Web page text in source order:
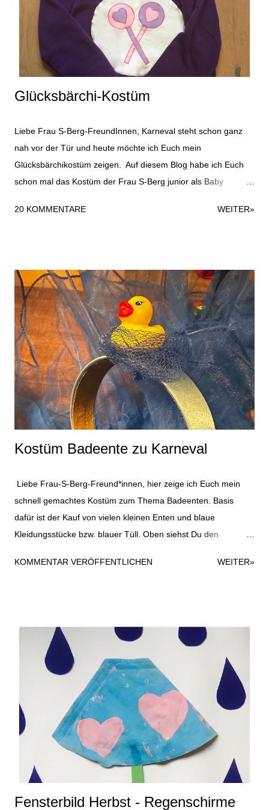
Glücksbärchi-Kostüm
Liebe Frau S-Berg-FreundInnen, Karneval steht schon ganz
nah vor der Tür und heute möchte ich Euch mein
Glücksbärchikostüm zeigen. Auf diesem Blog habe ich Euch
schon mal das Kostüm der Frau S-Berg junior als Baby
recht schnell gemacht und durchaus für ein Last-Minute-
lila. Das war es dann auch schon mit den Materialien für das
Kostüm. Dazu kommen natürlich noch Beiwerke wie
Nähmaschine, Schere und Kleber. Für das Glücksbärchi-
Oberteil habe ich einen großen Kreis aus dem Fleecestoff
geschnitten und auf den Pullover genäht. Anschließend habe
ich die Lollies ausgeschnitten und ebenfalls auf das Kostüm
genäht. Durch die Dicke der Angelegenheit ist das etwas wellig
geworden. Vermutlich wäre es besser ...
20 KOMMENTARE WEITER»
Kostüm Badeente zu Karneval
Liebe Frau-S-Berg-Freund*innen, hier zeige ich Euch mein
schnell gemachtes Kostüm zum Thema Badeenten. Basis
dafür ist der Kauf von vielen kleinen Enten und blaue
Kleidungsstücke bzw. blauer Tüll. Oben siehst Du den
Gummiente beklebt habe. Dazu habe ich einfach eine
und wurde einfach mit einem kleinen Entensticker
aufgehübscht. Ich liebe es immer, wenn auch eine Sonnenbrille
zum Kostüm passt. Im besten Fall ist ja auch beim
Karnevalszug gutes Wetter und Sonnenschein. Als Oberteil für
das Entenkostüm habe ich ein altes blaues T-Shirt verwendet
und einfach mit ein paar geplotteten Badeenten (gibt´s zuhauf
lizenzfrei) und dem Spruch "Ente gut, alles gut" versehen. So
sah das Kostüm dann in Gänze und outdoor aus. Es gab
zusätzlich zu den selbst ...
KOMMENTAR VERÖFFENTLICHEN WEITER»
Fensterbild Herbst - Regenschirme